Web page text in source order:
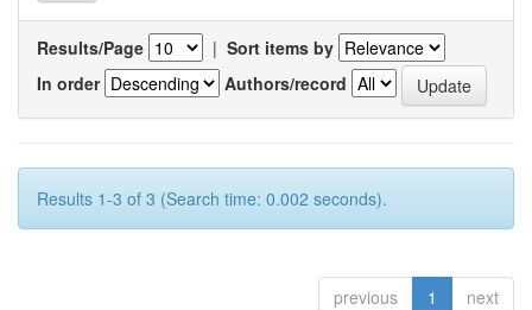
Results/Page | Sort items by
In order
Authors/record
Results 1-3 of 3 (Search time: 0.002 seconds).
previous 1 next